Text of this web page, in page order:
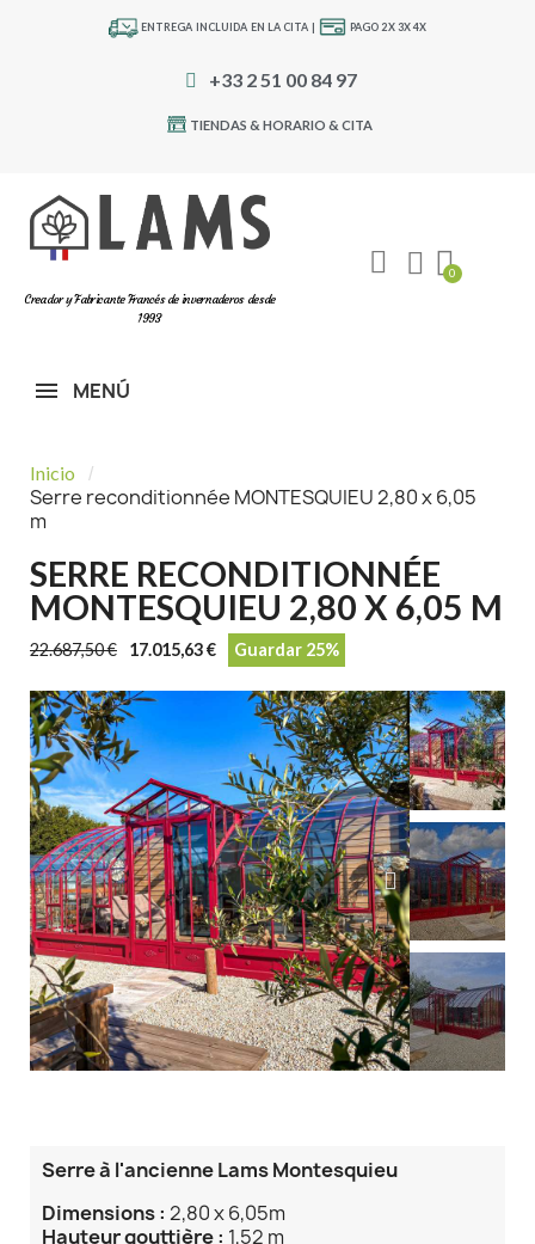
ENTREGA INCLUIDA EN LA CITA | PAGO 2X 3X 4X
+33 2 51 00 84 97
TIENDAS & HORARIO & CITA
Creador y Fabricante Francés de invernaderos desde
1993
MENÚ
Inicio
Serre reconditionnée MONTESQUIEU 2,80 x 6,05
m
SERRE RECONDITIONNÉE
MONTESQUIEU 2,80 X 6,05 M
22.687,50 € 17.015,63 € Guardar 25%
Serre à l'ancienne Lams Montesquieu
Dimensions : 2,80 x 6,05m
Hauteur gouttière : 1,52 m